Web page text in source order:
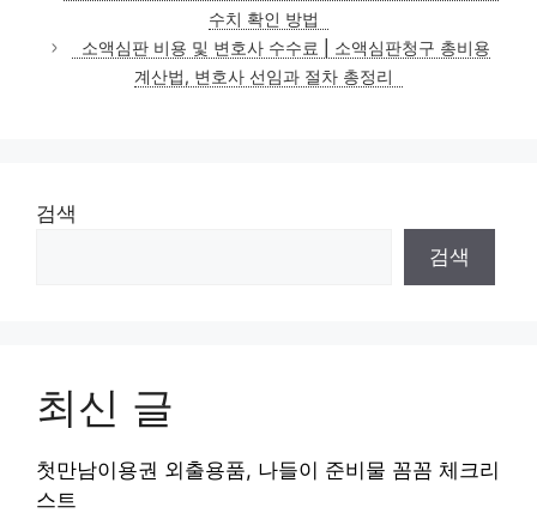
고
리
수치 확인 방법
소액심판 비용 및 변호사 수수료 | 소액심판청구 총비용
계산법, 변호사 선임과 절차 총정리
검색
검색
최신 글
첫만남이용권 외출용품, 나들이 준비물 꼼꼼 체크리
스트